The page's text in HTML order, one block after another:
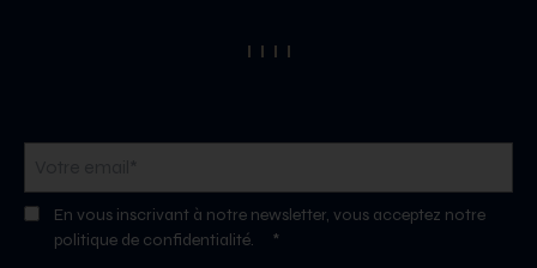
En vous inscrivant à notre newsletter, vous acceptez notre
politique de confidentialité.
*